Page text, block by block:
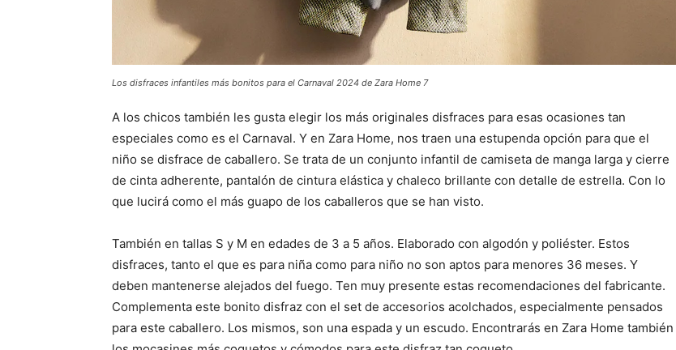
Los disfraces infantiles más bonitos para el Carnaval 2024 de Zara Home 7
A los chicos también les gusta elegir los más originales disfraces para esas ocasiones tan
especiales como es el Carnaval. Y en Zara Home, nos traen una estupenda opción para que el
niño se disfrace de caballero. Se trata de un conjunto infantil de camiseta de manga larga y cierre
de cinta adherente, pantalón de cintura elástica y chaleco brillante con detalle de estrella. Con lo
que lucirá como el más guapo de los caballeros que se han visto.
También en tallas S y M en edades de 3 a 5 años. Elaborado con algodón y poliéster. Estos
disfraces, tanto el que es para niña como para niño no son aptos para menores 36 meses. Y
deben mantenerse alejados del fuego. Ten muy presente estas recomendaciones del fabricante.
Complementa este bonito disfraz con el set de accesorios acolchados, especialmente pensados
para este caballero. Los mismos, son una espada y un escudo. Encontrarás en Zara Home también